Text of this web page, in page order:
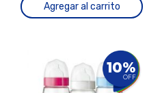
Agregar al carrito
10%
OFF